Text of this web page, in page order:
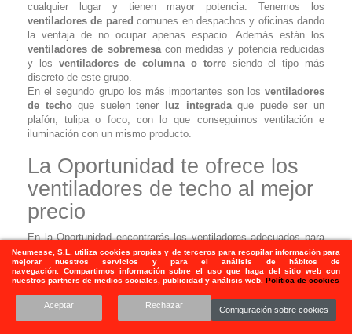
Neumesse, S.L. utiliza cookies propias y de terceros para recopilar información para
mejorar nuestros servicios y para el análisis de hábitos de
navegación. Compartimos información sobre el uso que haga del sitio web con
nuestros partners de medios sociales, publicidad y análisis web. Política de cookies
Aceptar Rechazar Configuración sobre cookies
cualquier lugar y tienen mayor potencia. Tenemos los
ventiladores de pared comunes en despachos y oficinas dando
la ventaja de no ocupar apenas espacio. Además están los
ventiladores de sobremesacon medidas y potencia reducidas
y los ventiladores de columna o torre siendo el tipo más
discreto de este grupo.
En el segundo grupo los más importantes son los ventiladores
de techoque suelen tener luz integradaque puede ser un
plafón, tulipa o foco, con lo que conseguimos ventilación e
iluminación con un mismo producto.
La Oportunidad te ofrece los
ventiladores de techo al mejor
precio
En la Oportunidad encontrarás los ventiladores adecuados para
tu hogar, conseguirás losmejores precios del mercado. ¡Lo
más económico lo tienes enla Oportunidad! Gracias a las
opiniones de nuestros clientes, La Oportunidad da confianza
suficiente para que no dudes que comprar con nosotros es un
acierto.